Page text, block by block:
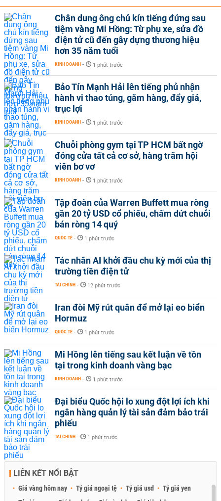
Chân dung ông chủ kín tiếng đứng sau
tiệm vàng Mi Hồng: Từ phụ xe, sửa đồ
điện tử cũ đến gây dựng thương hiệu
hơn 35 năm tuổi
KINH DOANH - 1 phút trước
Bảo Tín Mạnh Hải lên tiếng phủ nhận
hành vi thao túng, găm hàng, đẩy giá,
trục lợi
KINH DOANH - 1 phút trước
Chuỗi phòng gym tại TP HCM bất ngờ
đóng cửa tất cả cơ sở, hàng trăm hội
viên bơ vơ
KINH DOANH - 1 phút trước
Tập đoàn của Warren Buffett mua ròng
gần 20 tỷ USD cổ phiếu, chấm dứt chuỗi
bán ròng 14 quý
QUỐC TẾ - 1 phút trước
Tác nhân AI khởi đầu chu kỳ mới của thị
trường tiền điện tử
TÀI CHÍNH - 12 phút trước
Iran đòi Mỹ rút quân để mở lại eo biển
Hormuz
QUỐC TẾ - 1 phút trước
Mi Hồng lên tiếng sau kết luận về tồn
tại trong kinh doanh vàng bạc
KINH DOANH - 1 phút trước
Đại biểu Quốc hội lo xung đột lợi ích khi
ngân hàng quản lý tài sản đảm bảo trái
phiếu
TÀI CHÍNH - 1 phút trước
LIÊN KẾT NỔI BẬT
Giá vàng hôm nay Tỷ giá ngoại tệ Tỷ giá usd
Tỷ giá yen